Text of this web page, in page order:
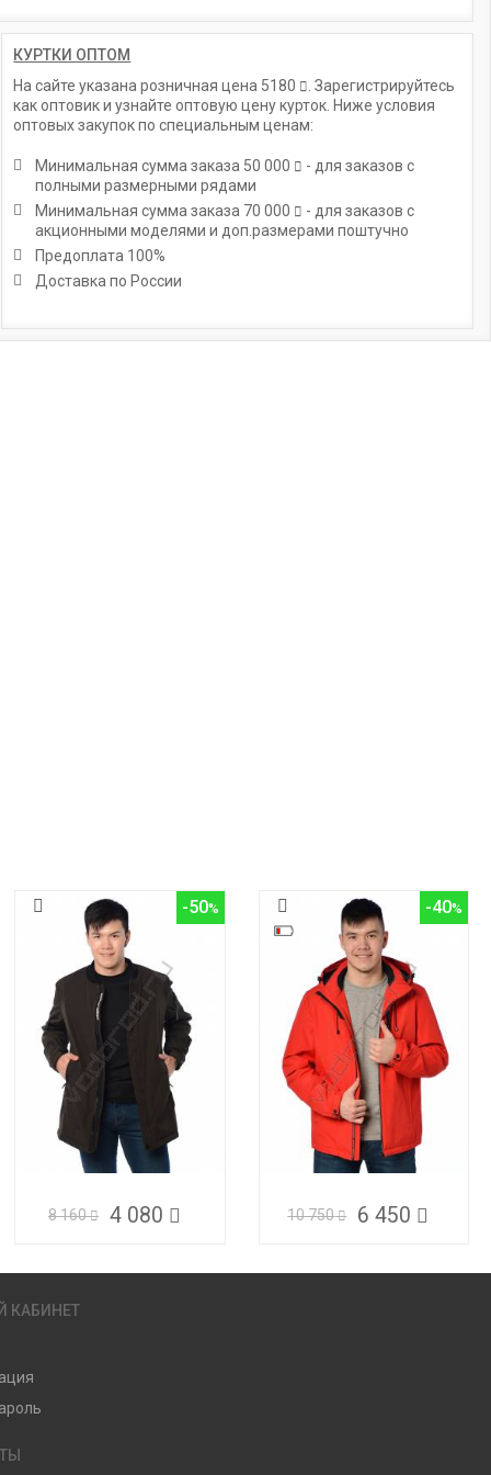
КУРТКИ ОПТОМ
На сайте указана розничная цена 5180
. Зарегистрируйтесь
как оптовик и узнайте оптовую цену курток. Ниже условия
оптовых закупок по специальным ценам:
Минимальная сумма заказа 50 000
- для заказов с
полными размерными рядами
Минимальная сумма заказа 70 000
- для заказов с
акционными моделями и доп.размерами поштучно
Предоплата 100%
Доставка по России
-50
8 160 4 080
-40
10 750 6 450
КАБИНЕТ